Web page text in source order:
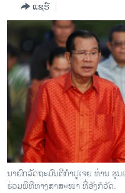
ໂລກ
ອິດສະຫຼະພາບດ້ານການຂ່າວ
ຊີວິດຊາວລາວ
ຊຸມຊົນຊາວລາວ
ວິທະຍາສາດ-ເທັກໂນໂລຈີ
ທຸລະກິດ
ພາສາອັງກິດ
ວີດີໂອ
ແຊຣ໌
ນາຍົກລັດຖະມົນຕີກຳປູເຈຍ ທ່ານ ຮຸ
ຮ່ວມພິທີທາງສາສະໜາ ທີ່ອັງກໍວັດ.